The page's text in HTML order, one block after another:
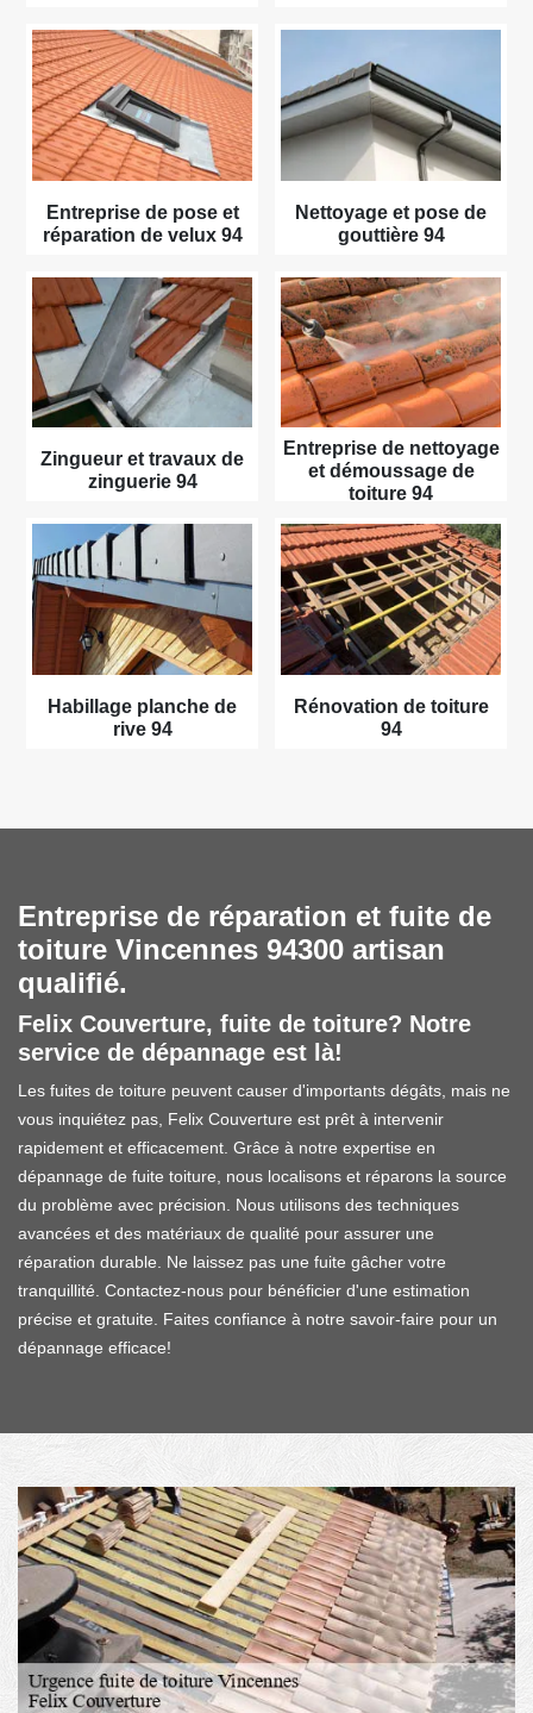
Entreprise de pose et
réparation de velux 94
Nettoyage et pose de
gouttière 94
Zingueur et travaux de
zinguerie 94
Entreprise de nettoyage
et démoussage de
toiture 94
Habillage planche de
rive 94
Rénovation de toiture
94
Entreprise de réparation et fuite de
toiture Vincennes 94300 artisan
qualifié.
Felix Couverture, fuite de toiture? Notre
service de dépannage est là!
Les fuites de toiture peuvent causer d'importants dégâts, mais ne
vous inquiétez pas, Felix Couverture est prêt à intervenir
rapidement et efficacement. Grâce à notre expertise en
dépannage de fuite toiture, nous localisons et réparons la source
du problème avec précision. Nous utilisons des techniques
avancées et des matériaux de qualité pour assurer une
réparation durable. Ne laissez pas une fuite gâcher votre
tranquillité. Contactez-nous pour bénéficier d'une estimation
précise et gratuite. Faites confiance à notre savoir-faire pour un
dépannage efficace!